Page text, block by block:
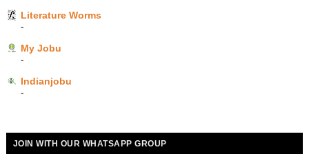
Literature Worms
-
My Jobu
-
Indianjobu
-
JOIN WITH OUR WHATSAPP GROUP